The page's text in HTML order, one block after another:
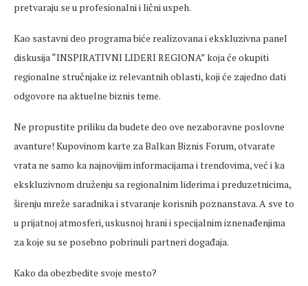
pretvaraju se u profesionalni i lični uspeh.
Kao sastavni deo programa biće realizovana i ekskluzivna panel
diskusija “INSPIRATIVNI LIDERI REGIONA” koja će okupiti
regionalne stručnjake iz relevantnih oblasti, koji će zajedno dati
odgovore na aktuelne biznis teme.
Ne propustite priliku da budete deo ove nezaboravne poslovne
avanture! Kupovinom karte za Balkan Biznis Forum, otvarate
vrata ne samo ka najnovijim informacijama i trendovima, već i ka
ekskluzivnom druženju sa regionalnim liderima i preduzetnicima,
širenju mreže saradnika i stvaranje korisnih poznanstava. A sve to
u prijatnoj atmosferi, uskusnoj hrani i specijalnim iznenađenjima
za koje su se posebno pobrinuli partneri događaja.
Kako da obezbedite svoje mesto?